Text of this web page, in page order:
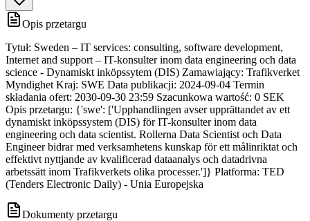
Opis przetargu
Tytuł: Sweden – IT services: consulting, software development,
Internet and support – IT-konsulter inom data engineering och data
science - Dynamiskt inköpssytem (DIS) Zamawiający: Trafikverket
Myndighet Kraj: SWE Data publikacji: 2024-09-04 Termin
składania ofert: 2030-09-30 23:59 Szacunkowa wartość: 0 SEK
Opis przetargu: {'swe': ['Upphandlingen avser upprättandet av ett
dynamiskt inköpssystem (DIS) för IT-konsulter inom data
engineering och data scientist. Rollerna Data Scientist och Data
Engineer bidrar med verksamhetens kunskap för ett målinriktat och
effektivt nyttjande av kvalificerad dataanalys och datadrivna
arbetssätt inom Trafikverkets olika processer.']} Platforma: TED
(Tenders Electronic Daily) - Unia Europejska
Dokumenty przetargu